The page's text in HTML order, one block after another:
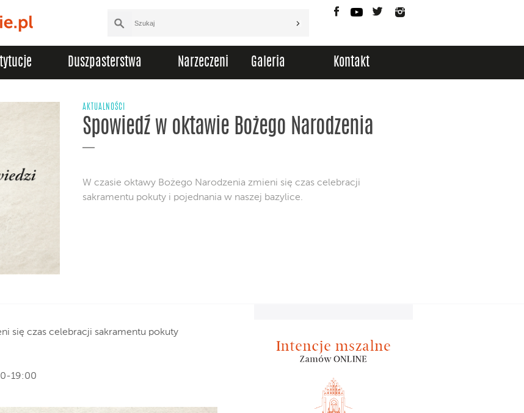
FacebookYouTubeTwitter
Duszpasterstwa Narzeczeni Galeria Kontakt
AKTUALNOŚCI
Spowiedź w oktawie Bożego Narodzenia
W czasie oktawy Bożego Narodzenia zmieni się czas celebracji
sakramentu pokuty i pojednania w naszej bazylice.
się czas celebracji sakramentu pokuty
19:00